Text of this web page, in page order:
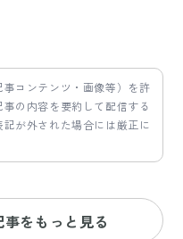
コンテンツ・画像等）を許
の内容を要約して配信する
が外された場合には厳正に
をもっと見る